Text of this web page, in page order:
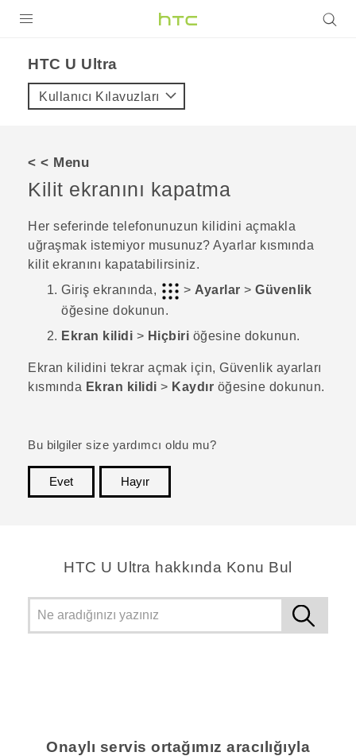
VIVE
VIVERSE
DESTEK
HTC U Ultra‎
Kullanıcı Kılavuzları
< < Menu
Kilit ekranını kapatma
Her seferinde telefonunuzun kilidini açmakla
uğraşmak istemiyor musunuz? Ayarlar kısmında
kilit ekranını kapatabilirsiniz.
Giriş ekranında, > Ayarlar > Güvenlik
öğesine dokunun.
Ekran kilidi > Hiçbiri öğesine dokunun.
Ekran kilidini tekrar açmak için, Güvenlik ayarları
kısmında Ekran kilidi > Kaydır öğesine dokunun.
Bu bilgiler size yardımcı oldu mu?
Evet
Hayır
HTC U Ultra hakkında Konu Bul
Onaylı servis ortağımız aracılığıyla